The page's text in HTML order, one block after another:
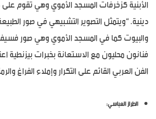
دينية. “ويتمثل التصوير التشبيهي في صور
والبيوت كما في المسجد الأموي وهي صور
فنانون محليون مع الاستعانة بخبرات
الفن العربي القائم على التكرار وإملاء الفراغ
الطراز العباسي: